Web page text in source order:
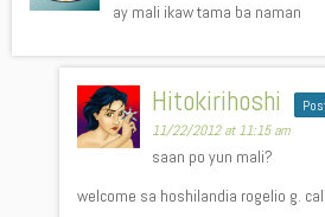
ay mali ikaw tama ba naman
Hitokirihoshi
11/22/2012 at 11:15 am
saan po yun mali?
welcome sa hoshilandia rogelio g.